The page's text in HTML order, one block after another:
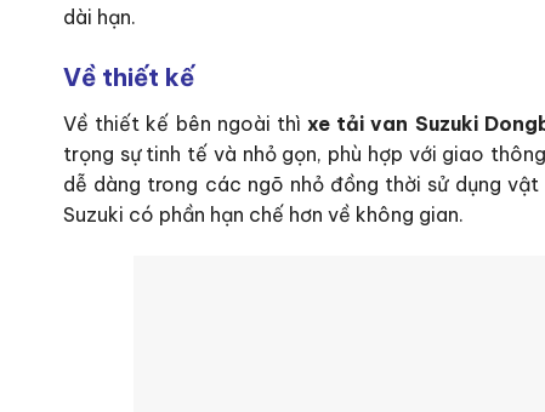
dài hạn.
Về thiết kế
Về thiết kế bên ngoài thìxe tải van Suzuki
trọng sự tinh tế và nhỏ gọn, phù hợp với giao
dễ dàng trong các ngõ nhỏ đồng thời sử dụng
Suzuki có phần hạn chế hơn về không gian.